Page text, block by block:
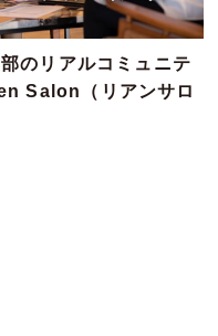
のリアルコミュニテ
Salon（リアンサロ